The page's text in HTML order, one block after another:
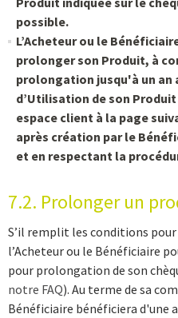
possible.
L’Acheteur ou le
prolonger son Produit, à
prolongation jusqu'à un an
d’Utilisation de son
espace client à la page
après création par le
et en respectant la
7.2. Prolonger un
S’il remplit les conditions
l’Acheteur ou le Bénéficiaire
pour prolongation de son
notre FAQ). Au terme de sa
Bénéficiaire bénéficiera d'une